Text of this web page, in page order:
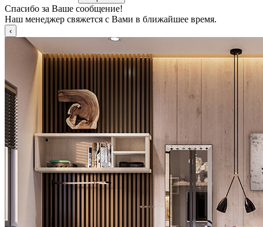
Спасибо за Ваше сообщение!
Наш менеджер свяжется с Вами в ближайшее время.